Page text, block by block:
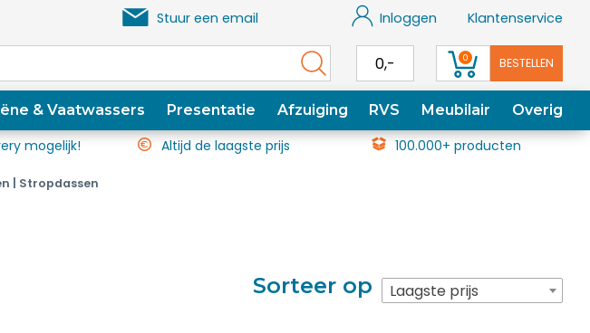
Stuur een email Inloggen Klantenservice
0,- 0 BESTELLEN
& Vaatwassers Presentatie Afzuiging RVS Meubilair Overig
mogelijk! Altijd de laagste prijs 100.000+ producten
| Stropdassen
Sorteer op Laagste prijs